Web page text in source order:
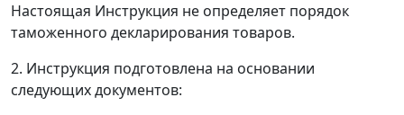
Настоящая Инструкция не определяет порядок
таможенного декларирования товаров.
2. Инструкция подготовлена на основании
следующих документов: